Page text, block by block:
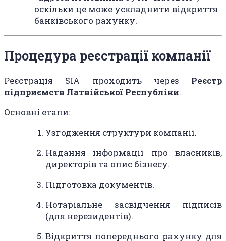
оскільки це може ускладнити відкриття
банківського рахунку.
Процедура реєстрації компанії
Реєстрація SIA проходить через Реєстр
підприємств Латвійської Республіки.
Основні етапи:
Узгодження структури компанії.
Надання інформації про власників,
директорів та опис бізнесу.
Підготовка документів.
Нотаріальне засвідчення підписів
(для нерезидентів).
Відкриття попереднього рахунку для